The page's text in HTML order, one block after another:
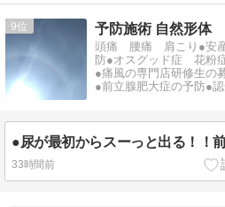
9 予防施術 自然形体
頭痛 腰痛 肩こり●安産
防●オスグッド症 花
●痛風の専門店研修生
●前立腺肥大症の予防●
33時間前